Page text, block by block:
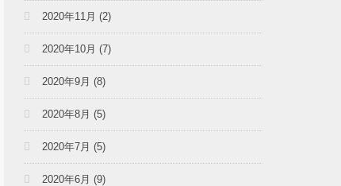
2020年11月 (2)
2020年10月 (7)
2020年9月 (8)
2020年8月 (5)
2020年7月 (5)
2020年6月 (9)